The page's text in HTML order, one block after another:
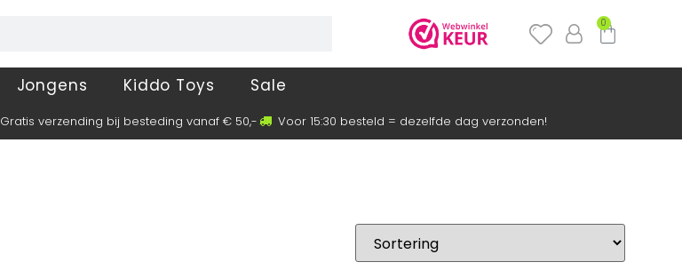
0
Jongens Kiddo Toys Sale
Gratis verzending bij besteding vanaf € 50,- Voor 15:30 besteld = dezelfde dag verzonden!